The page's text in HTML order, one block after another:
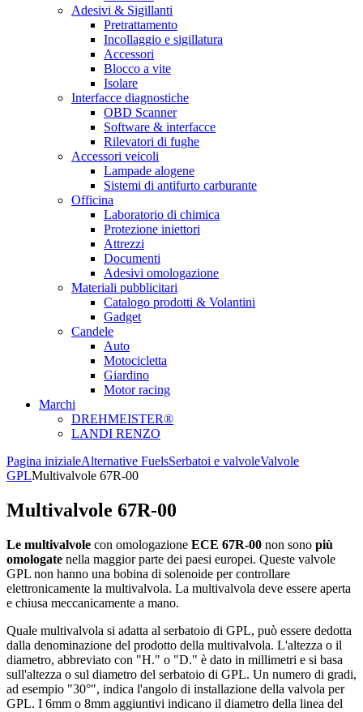
Adesivi & Sigillanti
Pretrattamento
Incollaggio e sigillatura
Accessori
Blocco a vite
Isolare
Interfacce diagnostiche
OBD Scanner
Software & interfacce
Rilevatori di fughe
Accessori veicoli
Lampade alogene
Sistemi di antifurto carburante
Officina
Laboratorio di chimica
Protezione iniettori
Attrezzi
Documenti
Adesivi omologazione
Materiali pubblicitari
Catalogo prodotti & Volantini
Gadget
Candele
Auto
Motocicletta
Giardino
Motor racing
Marchi
DREHMEISTER®
LANDI RENZO
Pagina inizialeAlternative FuelsSerbatoi e valvoleValvole
GPLMultivalvole 67R-00
Multivalvole 67R-00
Le multivalvole con omologazione ECE 67R-00 non sono più
omologate nella maggior parte dei paesi europei. Queste valvole
GPL non hanno una bobina di solenoide per controllare
elettronicamente la multivalvola. La multivalvola deve essere aperta
e chiusa meccanicamente a mano.
Quale multivalvola si adatta al serbatoio di GPL, può essere dedotta
dalla denominazione del prodotto della multivalvola. L'altezza o il
diametro, abbreviato con "H." o "D." è dato in millimetri e si basa
sull'altezza o sul diametro del serbatoio di GPL. Un numero di gradi,
ad esempio "30°", indica l'angolo di installazione della valvola per
GPL. I 6mm o 8mm aggiuntivi indicano il diametro della linea del